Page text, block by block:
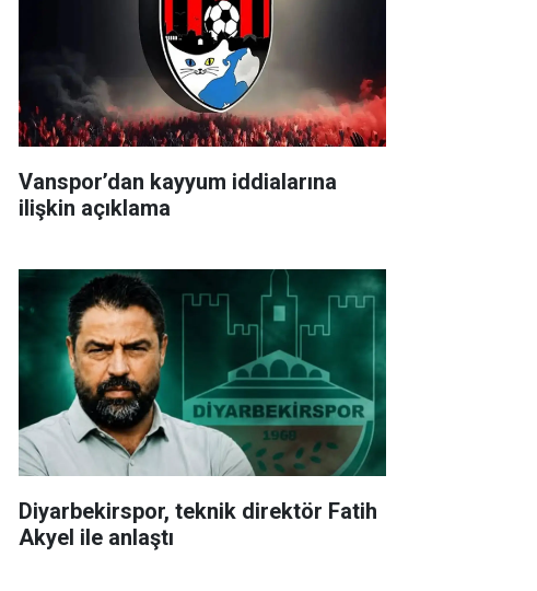
Vanspor’dan kayyum iddialarına
ilişkin açıklama
Diyarbekirspor, teknik direktör Fatih
Akyel ile anlaştı